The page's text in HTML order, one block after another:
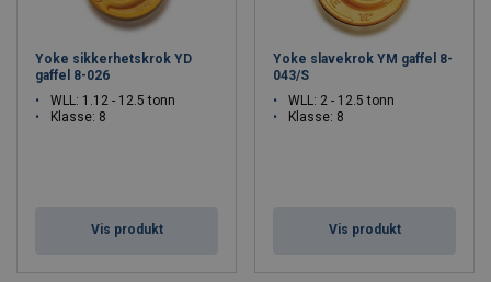
Alle produkter er produsert for å enten oppfylle eller overgå
industristandarder.
Yoke sikkerhetskrok YD
gaffel 8-026
WLL: 1.12 - 12.5 tonn
Klasse: 8
Vis produkt
Yoke slavekrok YM gaffel 8-
043/S
WLL: 2 - 12.5 tonn
Klasse: 8
Vis produkt